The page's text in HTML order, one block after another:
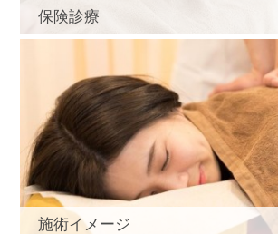
保険診療
施術イメージ